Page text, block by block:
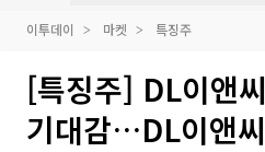
이투데이 마켓 특징주
[특징주] DL이앤
기대감…DL이앤